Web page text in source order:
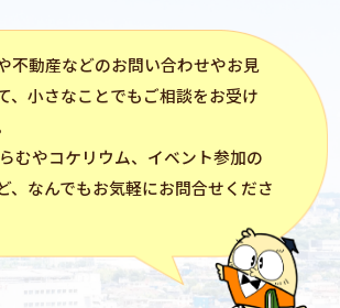
不動産などのお問い合わせやお見
、小さなことでもご相談をお受け
むやコケリウム、イベント参加の
、なんでもお気軽にお問合せくださ